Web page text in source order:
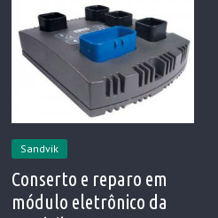
Sandvik
Conserto e reparo em
módulo eletrônico da